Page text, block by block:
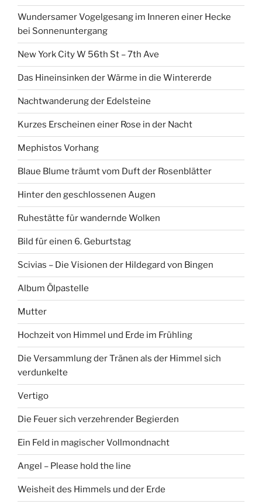
Wundersamer Vogelgesang im Inneren einer Hecke
bei Sonnenuntergang
New York City W 56th St – 7th Ave
Das Hineinsinken der Wärme in die Wintererde
Nachtwanderung der Edelsteine
Kurzes Erscheinen einer Rose in der Nacht
Mephistos Vorhang
Blaue Blume träumt vom Duft der Rosenblätter
Hinter den geschlossenen Augen
Ruhestätte für wandernde Wolken
Bild für einen 6. Geburtstag
Scivias – Die Visionen der Hildegard von Bingen
Album Ölpastelle
Mutter
Hochzeit von Himmel und Erde im Frühling
Die Versammlung der Tränen als der Himmel sich
verdunkelte
Vertigo
Die Feuer sich verzehrender Begierden
Ein Feld in magischer Vollmondnacht
Angel – Please hold the line
Weisheit des Himmels und der Erde